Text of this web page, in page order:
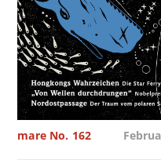
mare No. 162